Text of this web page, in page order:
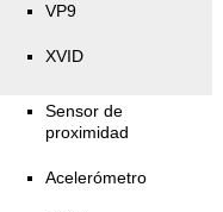
VP9
XVID
Sensor de
proximidad
Acelerómetro